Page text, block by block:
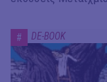
# DE-BOOK